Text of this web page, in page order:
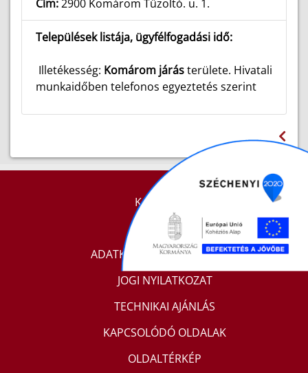
Cím:2900 Komárom Tűzoltó. u. 1.
Települések listája, ügyfélfogadási idő:
Illetékesség: Komárom járásterülete. Hivatali
munkaidőben telefonos egyeztetés szerint
KAPCSOLAT
IMPRESSZUM
ADATKEZELÉSI TÁJÉKOZTATÓ
JOGI NYILATKOZAT
TECHNIKAI AJÁNLÁS
KAPCSOLÓDÓ OLDALAK
OLDALTÉRKÉP